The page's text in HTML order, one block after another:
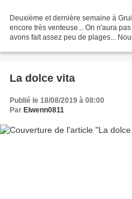
Deuxième et dernière semaine à
encore très venteuse... On n'aura
avons fait assez peu de plages...
La dolce vita
Publié le 18/08/2019 à 08:00
Par Elwenn0811